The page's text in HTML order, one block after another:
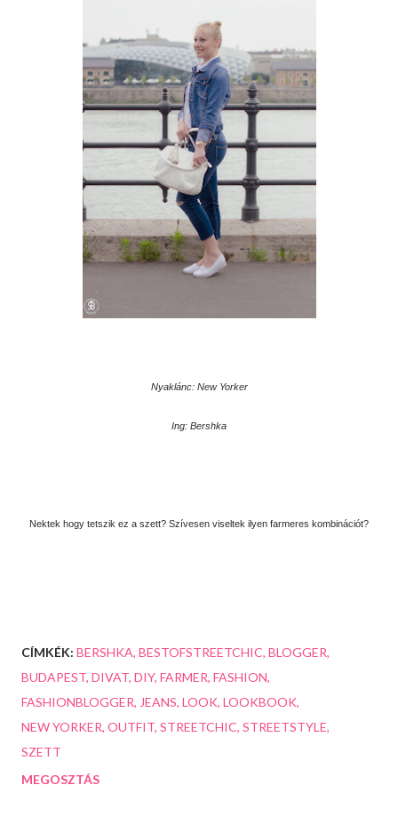
Nyaklánc: New Yorker
Ing: Bershka
Nektek hogy tetszik ez a szett? Szívesen viseltek ilyen farmeres kombinációt?
CÍMKÉK: BERSHKA BESTOFSTREETCHIC BLOGGER
BUDAPEST DIVAT DIY FARMER FASHION
FASHIONBLOGGER JEANS LOOK LOOKBOOK
NEW YORKER OUTFIT STREETCHIC STREETSTYLE
SZETT
MEGOSZTÁS